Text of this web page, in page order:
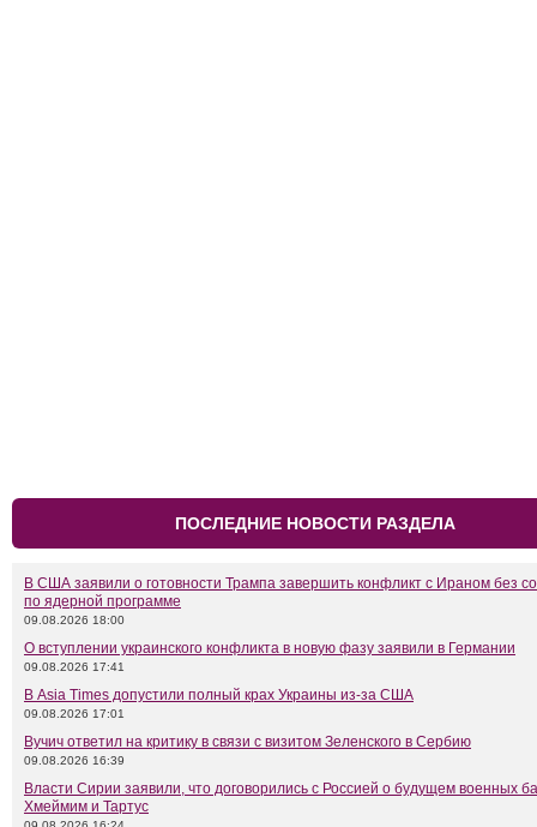
ПОСЛЕДНИЕ НОВОСТИ РАЗДЕЛА
В США заявили о готовности Трампа завершить конфликт с Ираном без
по ядерной программе
09.08.2026 18:00
О вступлении украинского конфликта в новую фазу заявили в Германии
09.08.2026 17:41
В Asia Times допустили полный крах Украины из-за США
09.08.2026 17:01
Вучич ответил на критику в связи с визитом Зеленского в Сербию
09.08.2026 16:39
Власти Сирии заявили, что договорились с Россией о будущем военных
Хмеймим и Тартус